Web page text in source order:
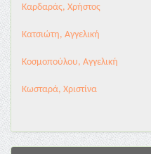
Καρδαράς, Χρήστος
Κατσιώτη, Αγγελική
Κοσμοπούλου, Αγγελική
Κωσταρά, Χριστίνα